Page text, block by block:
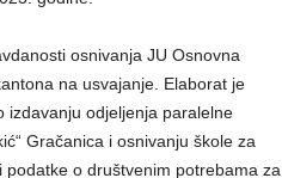
osnivanja JU Osnovna
na usvajanje. Elaborat je
izdavanju odjeljenja paralelne
Gračanica i osnivanju škole za
o društvenim potrebama za